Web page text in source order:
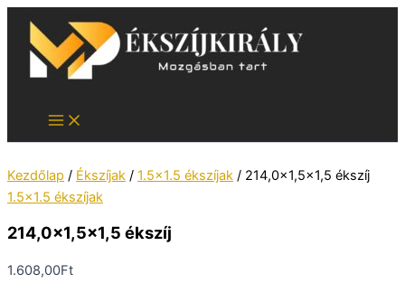
Skip
content
Kezdőlap / Ékszíjak / 1.5x1.5 ékszíjak / 214,0×1,5×1,5 ékszíj
1.5x1.5 ékszíjak
214,0×1,5×1,5 ékszíj
1.608,00Ft